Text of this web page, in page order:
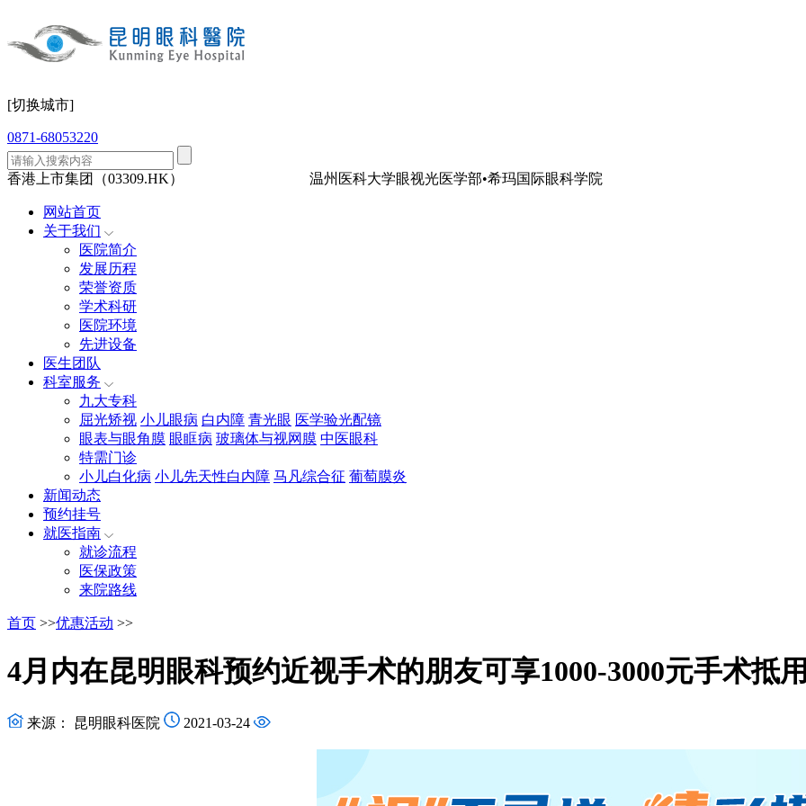
[切换城市]
0871-68053220
香港上市集团（03309.HK） 温州医科大学眼视光医学部•希玛国际眼科学院
网站首页
关于我们
医院简介
发展历程
荣誉资质
学术科研
医院环境
先进设备
医生团队
科室服务
九大专科
屈光矫视 小儿眼病 白内障 青光眼 医学验光配镜
眼表与眼角膜 眼眶病 玻璃体与视网膜 中医眼科
特需门诊
小儿白化病 小儿先天性白内障 马凡综合征 葡萄膜炎
新闻动态
预约挂号
就医指南
就诊流程
医保政策
来院路线
首页 >>优惠活动 >>
4月内在昆明眼科预约近视手术的朋友可享1000-3000元手术抵
来源： 昆明眼科医院 2021-03-24